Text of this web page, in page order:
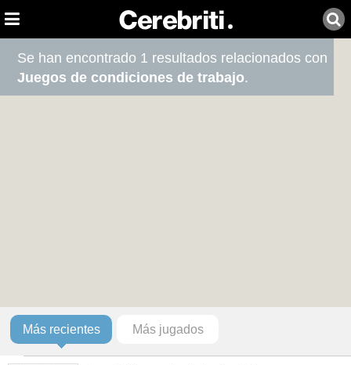
Se han encontrado 1 resultados relacionados con
Juegos de condiciones de trabajo.
Más recientes Más jugados